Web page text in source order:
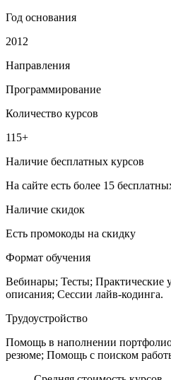
Год основания
2012
Направления
Программирование
Количество курсов
115+
Наличие бесплатных курсов
На сайте есть более 15
Наличие скидок
Есть промокоды на скидку
Формат обучения
Вебинары; Тесты; Практические
описания; Сессии лайв-кодинга.
Трудоустройство
Помощь в наполнении
резюме; Помощь с поиском